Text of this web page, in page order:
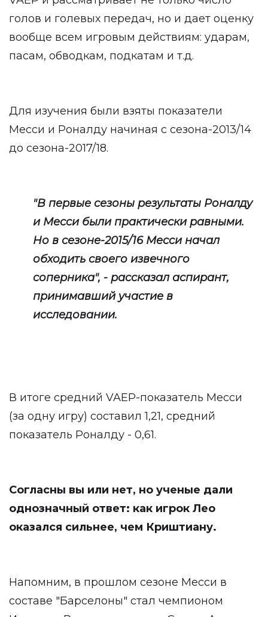
голов и голевых передач, но и дает оценку
вообще всем игровым действиям: ударам,
пасам, обводкам, подкатам и т.д.
Для изучения были взяты показатели
Месси и Роналду начиная с сезона-2013/14
до сезона-2017/18.
"В первые сезоны результаты Роналду
и Месси были практически равными.
Но в сезоне-2015/16 Месси начал
обходить своего извечного
соперника", - рассказал аспирант,
принимавший участие в
исследовании.
В итоге средний VAEP-показатель Месси
(за одну игру) составил 1,21, средний
показатель Роналду - 0,61.
Согласны вы или нет, но ученые дали
однозначный ответ: как игрок Лео
оказался сильнее, чем Криштиану.
Напомним, в прошлом сезоне Месси в
составе "Барселоны" стал чемпионом